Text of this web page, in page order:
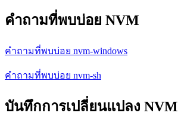
คำถามที่พบบ่อย NVM
คำถามที่พบบ่อย nvm-windows
คำถามที่พบบ่อย nvm-sh
บันทึกการเปลี่ยนแปลง NVM